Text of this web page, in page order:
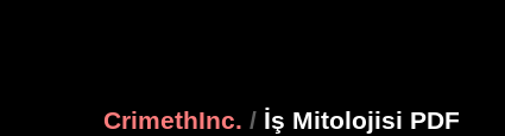
CrimethInc. / İş Mitolojisi PDF